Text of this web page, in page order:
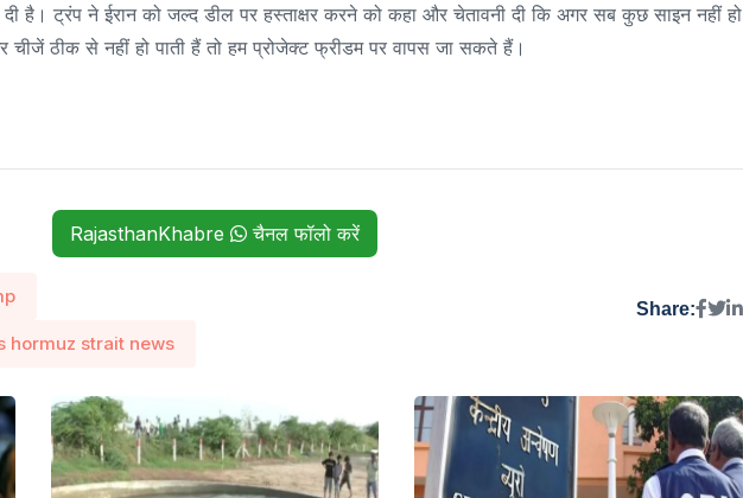
है। ट्रंप ने ईरान को जल्द डील पर हस्ताक्षर करने को कहा और चेतावनी दी कि अगर सब कुछ साइन नहीं हो
चीजें ठीक से नहीं हो पाती हैं तो हम प्रोजेक्ट फ्रीडम पर वापस जा सकते हैं।
RajasthanKhabre चैनल फॉलो करें
hormuz strait news
Share: